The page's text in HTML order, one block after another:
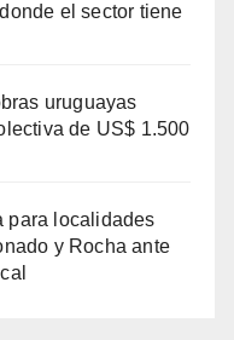
el sector tiene
uruguayas
de US$ 1.500
para localidades
y Rocha ante